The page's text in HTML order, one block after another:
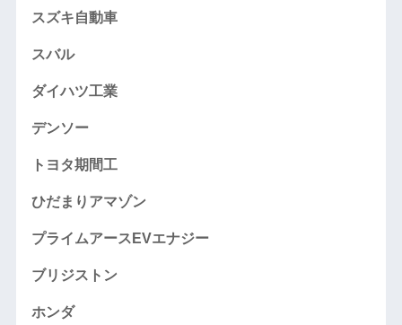
スズキ自動車
スバル
ダイハツ工業
デンソー
トヨタ期間工
ひだまりアマゾン
プライムアースEVエナジー
ブリジストン
ホンダ